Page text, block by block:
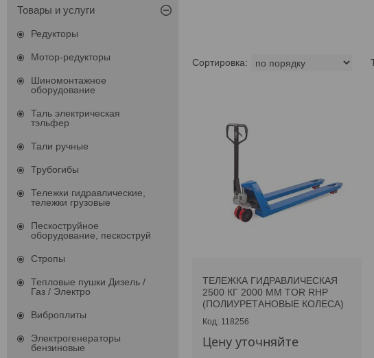
ТЕЛЕЖКА ГИДРАВЛИЧЕСКАЯ
2500 КГ 2000 ММ TOR RHP
(ПОЛИУРЕТАНОВЫЕ КОЛЕСА)
118256
Цену уточняйте
Товары и услуги
Редукторы
Мотор-редукторы
Шиномонтажное
оборудование
Таль электрическая
тэльфер
Тали ручные
Трубогибы
Тележки гидравлические,
тележки грузовые
Пескоструйное
оборудование, пескоструй
Стропы
Тепловые пушки Дизель /
Газ / Электро
Виброплиты
Электрогенераторы
бензиновые